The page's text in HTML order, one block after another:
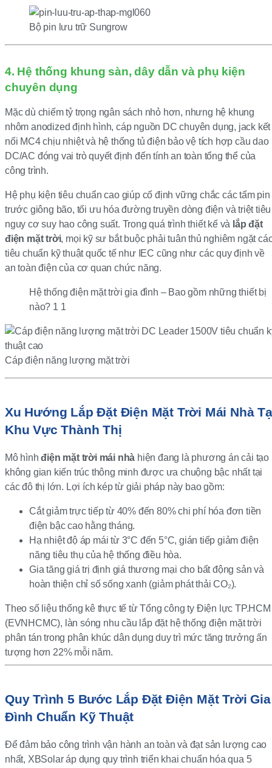
Bộ pin lưu trữ Sungrow
4. Hệ thống khung sàn, dây dẫn và phụ kiện
chuyên dụng
Mặc dù chiếm tỷ trọng ngân sách nhỏ hơn, nhưng hệ khung
nhôm anodized định hình, cáp nguồn DC chuyên dụng, jack kết
nối MC4 chịu nhiệt và hệ thống tủ điện bảo vệ tích hợp cầu dao
DC/AC đóng vai trò quyết định đến tính an toàn tổng thể của
công trình.
Hệ phụ kiện tiêu chuẩn cao giúp cố định vững chắc các tấm pin
trước giông bão, tối ưu hóa đường truyền dòng điện và triệt tiêu
nguy cơ suy hao công suất. Trong quá trình thiết kế và lắp đặt
điện mặt trời, mọi kỹ sư bắt buộc phải tuân thủ nghiêm ngặt
tiêu chuẩn kỹ thuật quốc tế như IEC cũng như các quy định về
an toàn điện của cơ quan chức năng.
Hệ thống điện mặt trời gia đình – Bao gồm những thiết bị
nào? 1 1
Cáp điện năng lượng mặt trời
Xu Hướng Lắp Đặt Điện Mặt Trời Mái Nhà
Khu Vực Thành Thị
Mô hìnhđiện mặt trời mái nhà hiện đang là phương án cải tạo
không gian kiến trúc thông minh được ưa chuộng bậc nhất tại
các đô thị lớn. Lợi ích kép từ giải pháp này bao gồm:
Cắt giảm trực tiếp từ 40% đến 80% chi phí hóa đơn tiền
điện bậc cao hằng tháng.
Hạ nhiệt độ áp mái từ 3°C đến 5°C, gián tiếp giảm điện
năng tiêu thụ của hệ thống điều hòa.
Gia tăng giá trị định giá thương mại cho bất động sản và
hoàn thiện chỉ số sống xanh (giảm phát thải CO₂).
Theo số liệu thống kê thực tế từ Tổng công ty Điện lực TP.HCM
(EVNHCMC), làn sóng nhu cầu lắp đặt hệ thống điện mặt trời
phân tán trong phân khúc dân dụng duy trì mức tăng trưởng ấn
tượng hơn 22% mỗi năm.
Quy Trình 5 Bước Lắp Đặt Điện Mặt Trời Gia
Đình Chuẩn Kỹ Thuật
Để đảm bảo công trình vận hành an toàn và đạt sản lượng cao
nhất, XBSolar áp dụng quy trình triển khai chuẩn hóa qua 5